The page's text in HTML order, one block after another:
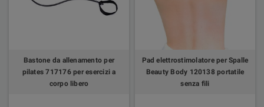
Bastone da allenamento per
pilates 717176 per esercizi a
corpo libero
Pad elettrostimolatore per Spalle
Beauty Body 120138 portatile
senza fili